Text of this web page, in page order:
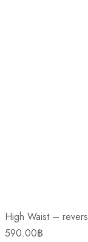
High Waist –
590.00฿